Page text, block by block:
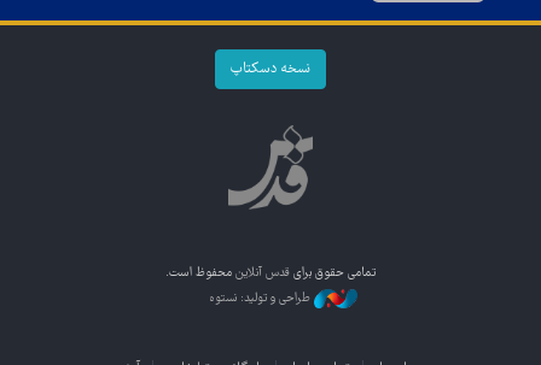
نسخه دسکتاپ
تمامی حقوق برای قدس آنلاین محفوظ است.
طراحی و تولید: نستوه